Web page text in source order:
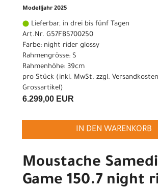
Modelljahr 2025
Lieferbar, in drei bis fünf Tagen
Art.Nr. G57FBS700250
Farbe: night rider glossy
Rahmengrösse: S
Rahmenhöhe: 39cm
pro Stück (inkl. MwSt. zzgl.
Grossartikel)
6.299,00 EUR
IN DEN WARENKORB
Moustache
Game 150.7 night